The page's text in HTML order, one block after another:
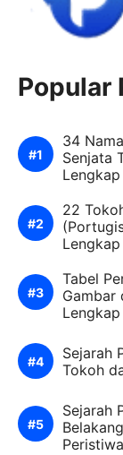
Popular
34
Senjata
Lengkap
22
Lengkap
Tabel
Gambar
Lengkap
Sejarah
Tokoh
Sejarah